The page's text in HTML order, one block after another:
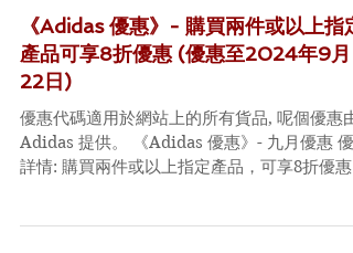
TGIFPOST
Sep 20, 2024
《Adidas 優惠》- 購買兩件或以上指定
產品可享8折優惠 (優惠至2024年9月
22日)